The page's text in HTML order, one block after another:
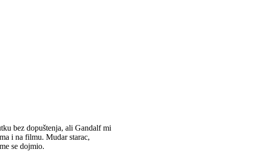
bez dopuštenja, ali Gandalf mi
i na filmu. Mudar starac,
se dojmio.